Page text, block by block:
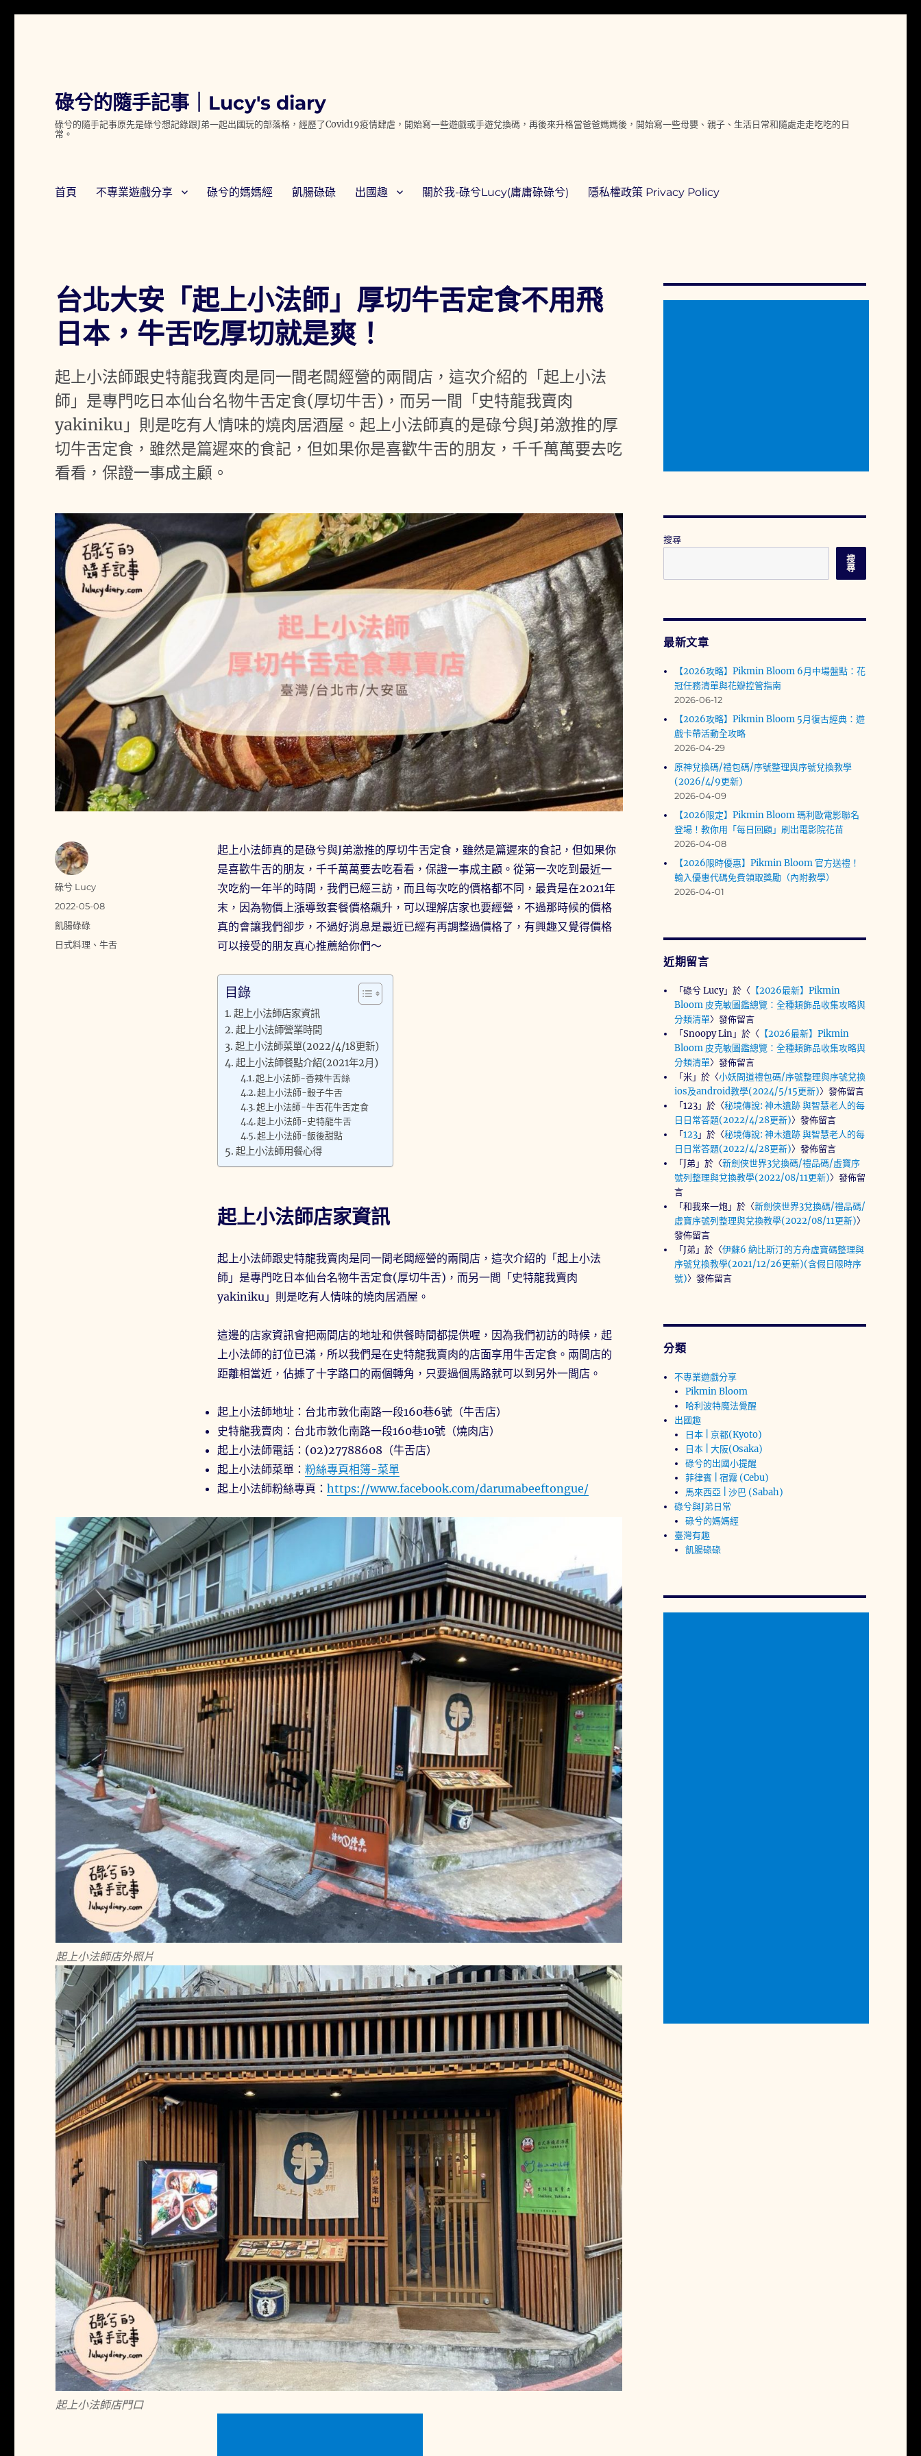
碌兮的隨手記事｜Lucy's diary
碌兮的隨手記事原先是碌兮想記錄跟J弟一起出國玩的部落格，經歷了Covid19疫情肆虐，開始寫一些遊戲或手遊兌換碼，再後來升格當爸爸媽媽後，開始寫一些母嬰、親子、生活日常和隨處走走吃吃的日
常。
首頁 不專業遊戲分享 碌兮的媽媽經 飢腸碌碌 出國趣 關於我-碌兮Lucy(庸庸碌碌兮) 隱私權政策 Privacy Policy
台北大安「起上小法師」厚切牛舌定食不用飛
日本，牛舌吃厚切就是爽！
起上小法師跟史特龍我賣肉是同一間老闆經營的兩間店，這次介紹的「起上小法
師」是專門吃日本仙台名物牛舌定食(厚切牛舌)，而另一間「史特龍我賣肉
yakiniku」則是吃有人情味的燒肉居酒屋。起上小法師真的是碌兮與J弟激推的厚
切牛舌定食，雖然是篇遲來的食記，但如果你是喜歡牛舌的朋友，千千萬萬要去吃
看看，保證一事成主顧。
起上小法師真的是碌兮與J弟激推的厚切牛舌定食，雖然是篇遲來的食記，但如果你
是喜歡牛舌的朋友，千千萬萬要去吃看看，保證一事成主顧。從第一次吃到最近一
次吃約一年半的時間，我們已經三訪，而且每次吃的價格都不同，最貴是在2021年
末，因為物價上漲導致套餐價格飆升，可以理解店家也要經營，不過那時候的價格
真的會讓我們卻步，不過好消息是最近已經有再調整過價格了，有興趣又覺得價格
可以接受的朋友真心推薦給你們～
目錄
起上小法師店家資訊
起上小法師營業時間
起上小法師菜單(2022/4/18更新)
起上小法師餐點介紹(2021年2月)
起上小法師-香辣牛舌絲
起上小法師-骰子牛舌
起上小法師-牛舌花牛舌定食
起上小法師-史特龍牛舌
起上小法師-飯後甜點
起上小法師用餐心得
起上小法師店家資訊
起上小法師跟史特龍我賣肉是同一間老闆經營的兩間店，這次介紹的「起上小法
師」是專門吃日本仙台名物牛舌定食(厚切牛舌)，而另一間「史特龍我賣肉
yakiniku」則是吃有人情味的燒肉居酒屋。
這邊的店家資訊會把兩間店的地址和供餐時間都提供喔，因為我們初訪的時候，起
上小法師的訂位已滿，所以我們是在史特龍我賣肉的店面享用牛舌定食。兩間店的
距離相當近，佔據了十字路口的兩個轉角，只要過個馬路就可以到另外一間店。
起上小法師地址：台北市敦化南路一段160巷6號（牛舌店）
史特龍我賣肉：台北市敦化南路一段160巷10號（燒肉店）
起上小法師電話：(02)27788608（牛舌店）
起上小法師菜單： 粉絲專頁相簿-菜單
起上小法師粉絲專頁： https://www.facebook.com/darumabeeftongue/
起上小法師店外照片
起上小法師店門口
作
者
碌兮 Lucy
發
佈
期:
2022-05-08
分
類
飢腸碌碌
標
日式料理 、牛舌
搜尋
搜
尋
最新文章
【2026攻略】Pikmin Bloom 6月中場盤點：花
冠任務清單與花瓣控管指南
2026-06-12
【2026攻略】Pikmin Bloom 5月復古經典：遊
戲卡帶活動全攻略
2026-04-29
原神兌換碼/禮包碼/序號整理與序號兌換教學
(2026/4/9更新)
2026-04-09
【2026限定】Pikmin Bloom 瑪利歐電影聯名
登場！教你用「每日回顧」刷出電影院花苗
2026-04-08
【2026限時優惠】Pikmin Bloom 官方送禮！
輸入優惠代碼免費領取獎勵（內附教學）
2026-04-01
近期留言
「碌兮 Lucy」於〈 【2026最新】Pikmin
Bloom 皮克敏圖鑑總覽：全種類飾品收集攻略與
分類清單〉發佈留言
「Snoopy Lin」於〈 【2026最新】Pikmin
Bloom 皮克敏圖鑑總覽：全種類飾品收集攻略與
分類清單〉發佈留言
「米」於〈小妖問道禮包碼/序號整理與序號兌換
ios及android教學(2024/5/15更新)〉發佈留言
「123」於〈秘境傳說: 神木遺跡 與智慧老人的每
日日常答題(2022/4/28更新)〉發佈留言
「123」於〈秘境傳說: 神木遺跡 與智慧老人的每
日日常答題(2022/4/28更新)〉發佈留言
「J弟 」於〈新劍俠世界3兌換碼/禮品碼/虛寶序
號列整理與兌換教學(2022/08/11更新)〉發佈留
言
「和我來一炮」於〈新劍俠世界3兌換碼/禮品碼/
虛寶序號列整理與兌換教學(2022/08/11更新)〉
發佈留言
「J弟 」於〈伊蘇6 納比斯汀的方舟虛寶碼整理與
序號兌換教學(2021/12/26更新)(含假日限時序
號)〉發佈留言
分類
不專業遊戲分享
Pikmin Bloom
哈利波特魔法覺醒
出國趣
日本 | 京都(Kyoto)
日本 | 大阪(Osaka)
碌兮的出國小提醒
菲律賓 | 宿霧 (Cebu)
馬來西亞 | 沙巴 (Sabah)
碌兮與J弟日常
碌兮的媽媽經
臺灣有趣
飢腸碌碌